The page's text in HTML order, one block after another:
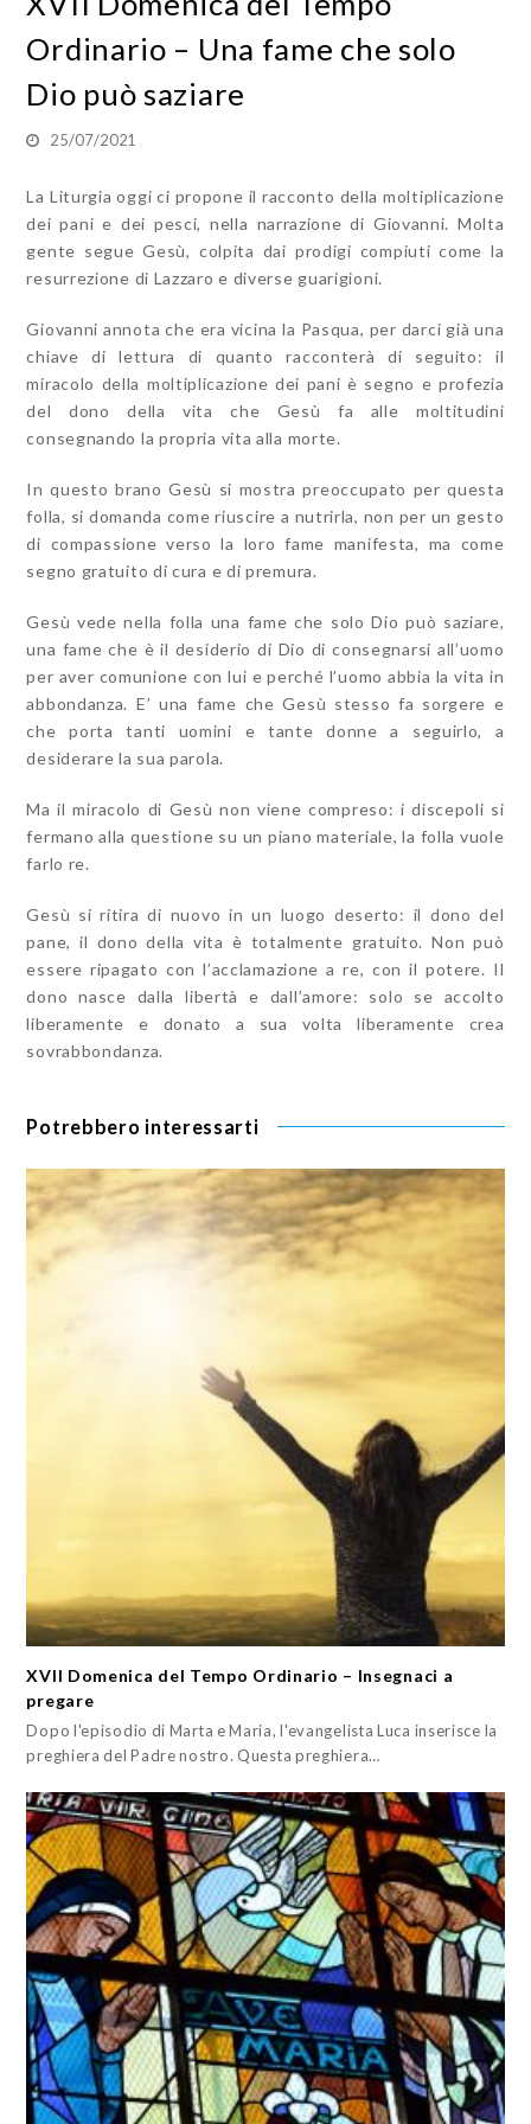
Ordinario – Una fame che solo
Dio può saziare
25/07/2021
La Liturgia oggi ci propone il racconto della moltiplicazione
dei pani e dei pesci, nella narrazione di Giovanni. Molta
gente segue Gesù, colpita dai prodigi compiuti come la
resurrezione di Lazzaro e diverse guarigioni.
Giovanni annota che era vicina la Pasqua, per darci già una
chiave di lettura di quanto racconterà di seguito: il
miracolo della moltiplicazione dei pani è segno e profezia
del dono della vita che Gesù fa alle moltitudini
consegnando la propria vita alla morte.
In questo brano Gesù si mostra preoccupato per questa
folla, si domanda come riuscire a nutrirla, non per un gesto
di compassione verso la loro fame manifesta, ma come
segno gratuito di cura e di premura.
Gesù vede nella folla una fame che solo Dio può saziare,
una fame che è il desiderio di Dio di consegnarsi all’uomo
per aver comunione con lui e perché l’uomo abbia la vita in
abbondanza. E’ una fame che Gesù stesso fa sorgere e
che porta tanti uomini e tante donne a seguirlo, a
desiderare la sua parola.
Ma il miracolo di Gesù non viene compreso: i discepoli si
fermano alla questione su un piano materiale, la folla vuole
farlo re.
Gesù si ritira di nuovo in un luogo deserto: il dono del
pane, il dono della vita è totalmente gratuito. Non può
essere ripagato con l’acclamazione a re, con il potere. Il
dono nasce dalla libertà e dall’amore: solo se accolto
liberamente e donato a sua volta liberamente crea
sovrabbondanza.
Potrebbero interessarti
XVII Domenica del Tempo Ordinario – Insegnaci a
pregare
Dopo l'episodio di Marta e Maria, l'evangelista Luca inserisce la
preghiera del Padre nostro. Questa preghiera…